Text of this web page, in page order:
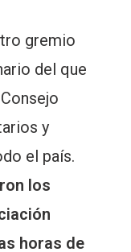
gremio
del que
y
el país.
los
horas de